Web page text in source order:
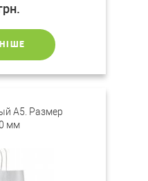
А5. Размер
мм